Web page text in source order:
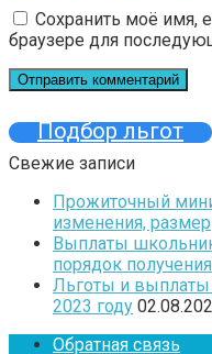
Сохранить моё имя,
браузере для
Подбор льгот
Свежие записи
Прожиточный
изменения, размер
Выплаты
порядок получения
Льготы и выплаты
2023 году
Обратная связь